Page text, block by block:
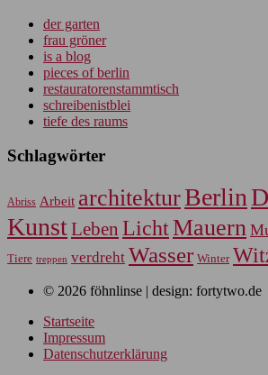
der garten
frau gröner
is a blog
pieces of berlin
restauratorenstammtisch
schreibenistblei
tiefe des raums
Schlagwörter
Abriss Arbeit architekturBerlin
KunstLeben LichtMauern
Tiere treppen verdreht Wasser Winter
© 2026 föhnlinse | design: fortytwo.de
Startseite
Impressum
Datenschutzerklärung